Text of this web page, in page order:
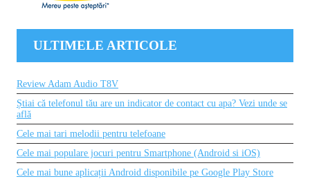
ULTIMELE ARTICOLE
Review Adam Audio T8V
Știai că telefonul tău are un indicator de contact cu apa? Vezi unde se
află
Cele mai tari melodii pentru telefoane
Cele mai populare jocuri pentru Smartphone (Android si iOS)
Cele mai bune aplicații Android disponibile pe Google Play Store